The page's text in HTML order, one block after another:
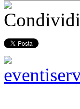
Condividi